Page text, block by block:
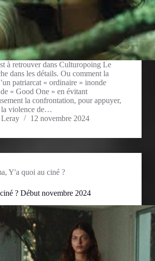
à retrouver dans Culturopoing Le
dans les détails. Ou comment la
patriarcat « ordinaire » inonde
« Good One » en évitant
la confrontation, pour appuyer,
la violence de…
12 novembre 2024
, Y'a quoi au ciné ?
? Début novembre 2024